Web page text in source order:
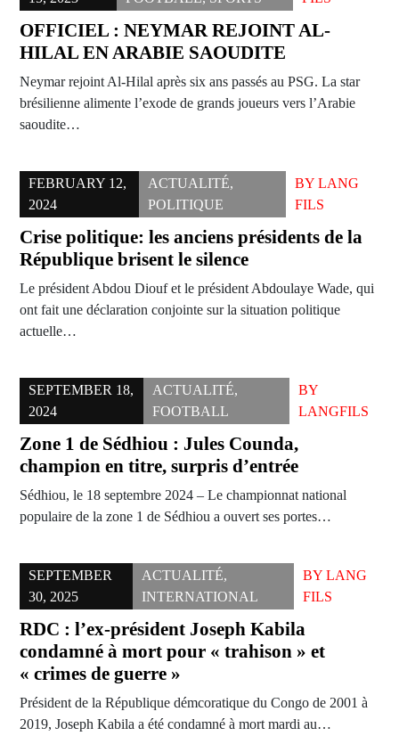
OFFICIEL : NEYMAR REJOINT AL-
HILAL EN ARABIE SAOUDITE
Neymar rejoint Al-Hilal après six ans passés au PSG. La star
brésilienne alimente l’exode de grands joueurs vers l’Arabie
saoudite…
FEBRUARY 12,
2024
ACTUALITÉ,
POLITIQUE
BY LANG
FILS
Crise politique: les anciens présidents de la
République brisent le silence
Le président Abdou Diouf et le président Abdoulaye Wade, qui
ont fait une déclaration conjointe sur la situation politique
actuelle…
SEPTEMBER 18,
2024
ACTUALITÉ,
FOOTBALL
BY
LANGFILS
Zone 1 de Sédhiou : Jules Counda,
champion en titre, surpris d’entrée
Sédhiou, le 18 septembre 2024 – Le championnat national
populaire de la zone 1 de Sédhiou a ouvert ses portes…
SEPTEMBER
30, 2025
ACTUALITÉ,
INTERNATIONAL
BYLANG
FILS
RDC : l’ex-président Joseph Kabila
condamné à mort pour « trahison » et
« crimes de guerre »
Président de la République démcoratique du Congo de 2001 à
2019, Joseph Kabila a été condamné à mort mardi au…